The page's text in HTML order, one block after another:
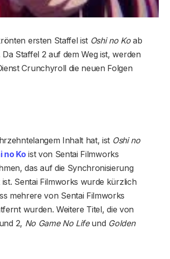
ersten Staffel ist Oshi no Koab
Staffel 2 auf dem Weg ist, werden
Crunchyroll die neuen Folgen
Inhalt hat, ist Oshi no
no Koist von Sentai Filmworks
das auf die Synchronisierung
Sentai Filmworks wurde kürzlich
mehrere von Sentai Filmworks
wurden. Weitere Titel, die von
2, No Game No Lifeund Golden